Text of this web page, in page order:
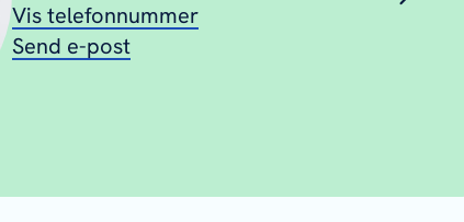
Vis telefonnummer
Send e-post